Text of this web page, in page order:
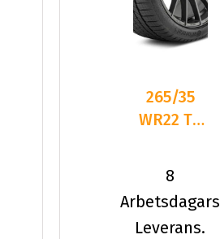
265/35
WR22 TL
TS860 S
MGT XL
FR
8
Arbetsdagars
Leverans.